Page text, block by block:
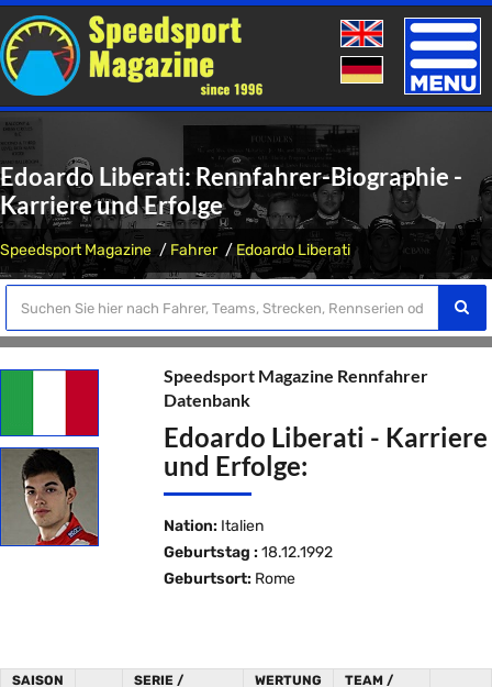
Toggle
Edoardo Liberati: Rennfahrer-Biographie -
Karriere und Erfolge
Speedsport Magazine Fahrer Edoardo Liberati
Speedsport Magazine Rennfahrer
Datenbank
Edoardo Liberati - Karriere
und Erfolge:
Nation: Italien
Geburtstag : 18.12.1992
Geburtsort: Rome
SAISON
SERIE /
WERTUNG
TEAM /